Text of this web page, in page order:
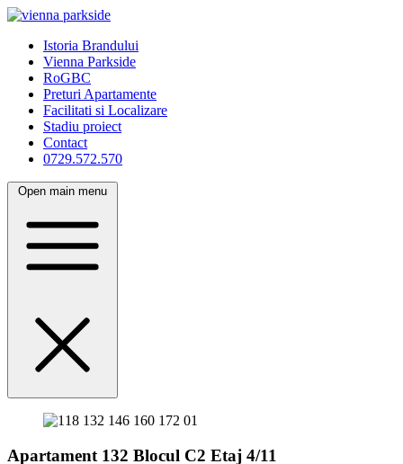
Istoria Brandului
Vienna Parkside
RoGBC
Preturi Apartamente
Facilitati si Localizare
Stadiu proiect
Contact
0729.572.570
Open main menu
Apartament 132 Blocul C2 Etaj 4/11